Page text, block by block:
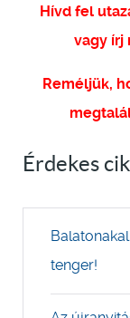
Hívd fel
vagy írj
Reméljük,
Érdekes
tenger!